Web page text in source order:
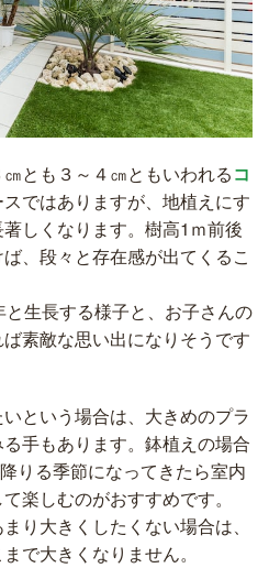
とも３～４㎝ともいわれるコ
ではありますが、地植えにす
しくなります。樹高1ｍ前後
、段々と存在感が出てくるこ
生長する様子と、お子さんの
素敵な思い出になりそうです
という場合は、大きめのプラ
手もあります。鉢植えの場合
りる季節になってきたら室内
楽しむのがおすすめです。
り大きくしたくない場合は、
で大きくなりません。